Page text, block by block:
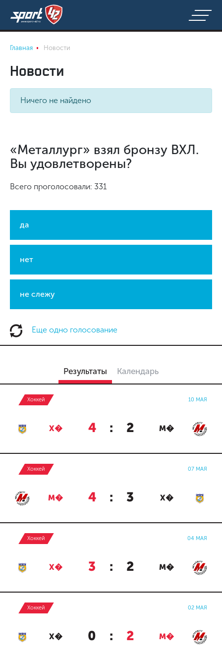
Главная Новости
Новости
Ничего не найдено
«Металлург» взял бронзу ВХЛ.
Вы удовлетворены?
Всего проголосовали: 331
да
нет
не слежу
Еще одно голосование
Результаты Календарь
Хоккей 10 МАЯ
Х� 4 : 2 М�
Хоккей 07 МАЯ
М� 4 : 3 Х�
Хоккей 04 МАЯ
Х� 3 : 2 М�
Хоккей 02 МАЯ
Х� 0 : 2 М�